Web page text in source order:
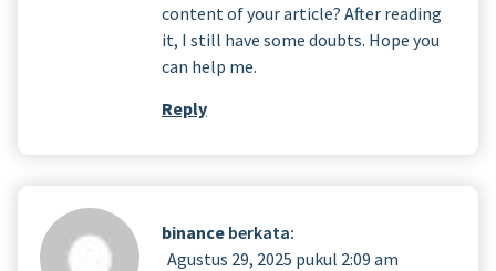
content of your article? After reading
it, I still have some doubts. Hope you
can help me.
Reply
binance berkata:
Agustus 29, 2025 pukul 2:09 am